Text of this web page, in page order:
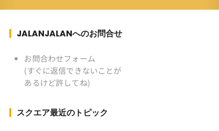
スポーツ ：水泳(浜名湾流古式泳法、競泳平泳
ク ソフトボール
監督 BKKソフトボール「おぼん
こぼん 」監督 マレーシア歴：1991年から31年
目 タイ歴 ：2001年から21年目
JALANJALANへのお問合せ
お問合わせフォーム
(すぐに返信できないことが
あるけど許してね)
スクエア最近のトピック